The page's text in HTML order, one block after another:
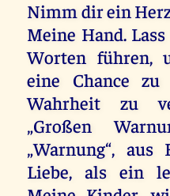
Nimm dir ein
Meine Hand.
Worten führen,
eine Chance zu
Wahrheit zu
„Großen
„Warnung“,
Liebe, als ein